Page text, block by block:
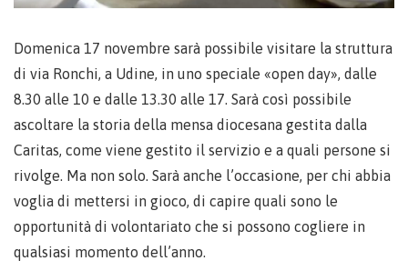
Domenica 17 novembre sarà possibile visitare la struttura
di via Ronchi, a Udine, in uno speciale «open day», dalle
8.30 alle 10 e dalle 13.30 alle 17. Sarà così possibile
ascoltare la storia della mensa diocesana gestita dalla
Caritas, come viene gestito il servizio e a quali persone si
rivolge. Ma non solo. Sarà anche l’occasione, per chi abbia
voglia di mettersi in gioco, di capire quali sono le
opportunità di volontariato che si possono cogliere in
qualsiasi momento dell’anno.